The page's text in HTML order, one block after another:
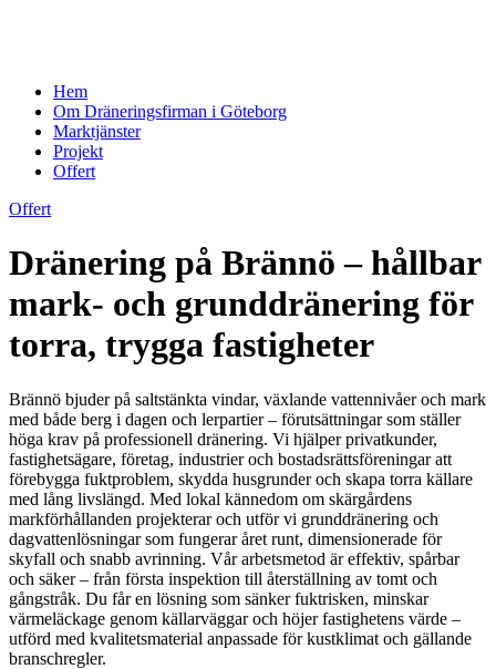
Hem
Om Dräneringsfirman i Göteborg
Marktjänster
Projekt
Offert
Offert
Dränering på Brännö – hållbar
mark- och grunddränering för
torra, trygga fastigheter
Brännö bjuder på saltstänkta vindar, växlande vattennivåer och mark
med både berg i dagen och lerpartier – förutsättningar som ställer
höga krav på professionell dränering. Vi hjälper privatkunder,
fastighetsägare, företag, industrier och bostadsrättsföreningar att
förebygga fuktproblem, skydda husgrunder och skapa torra källare
med lång livslängd. Med lokal kännedom om skärgårdens
markförhållanden projekterar och utför vi grunddränering och
dagvattenlösningar som fungerar året runt, dimensionerade för
skyfall och snabb avrinning. Vår arbetsmetod är effektiv, spårbar
och säker – från första inspektion till återställning av tomt och
gångstråk. Du får en lösning som sänker fuktrisken, minskar
värmeläckage genom källarväggar och höjer fastighetens värde –
utförd med kvalitetsmaterial anpassade för kustklimat och gällande
branschregler.